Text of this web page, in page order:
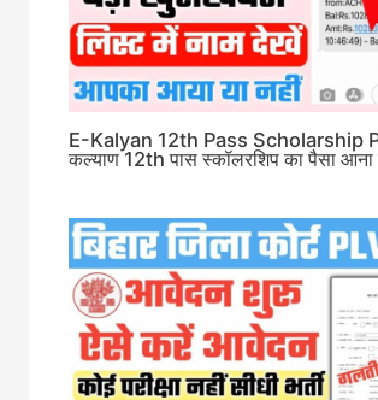
E-Kalyan 12th Pass Scholarship
कल्याण 12th पास स्कॉलरशिप का पैसा